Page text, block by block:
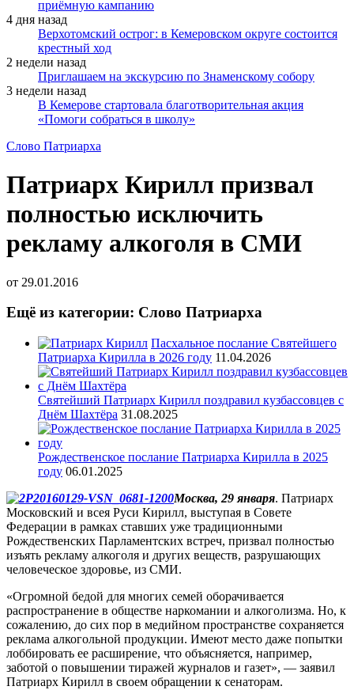
приёмную кампанию
4 дня назад
Верхотомский острог: в Кемеровском округе состоится
крестный ход
2 недели назад
Приглашаем на экскурсию по Знаменскому собору
3 недели назад
В Кемерове стартовала благотворительная акция
«Помоги собраться в школу»
Слово Патриарха
Патриарх Кирилл призвал
полностью исключить
рекламу алкоголя в СМИ
от 29.01.2016
Ещё из категории: Слово Патриарха
Пасхальное послание Святейшего
Патриарха Кирилла в 2026 году 11.04.2026
Святейший Патриарх Кирилл поздравил кузбассовцев с
Днём Шахтёра 31.08.2025
Рождественское послание Патриарха Кирилла в 2025
году 06.01.2025
Москва, 29 января. Патриарх
Московский и всея Руси Кирилл, выступая в Совете
Федерации в рамках ставших уже традиционными
Рождественских Парламентских встреч, призвал полностью
изъять рекламу алкоголя и других веществ, разрушающих
человеческое здоровье, из СМИ.
«Огромной бедой для многих семей оборачивается
распространение в обществе наркомании и алкоголизма. Но, к
сожалению, до сих пор в медийном пространстве сохраняется
реклама алкогольной продукции. Имеют место даже попытки
лоббировать ее расширение, что объясняется, например,
заботой о повышении тиражей журналов и газет», — заявил
Патриарх Кирилл в своем обращении к сенаторам.